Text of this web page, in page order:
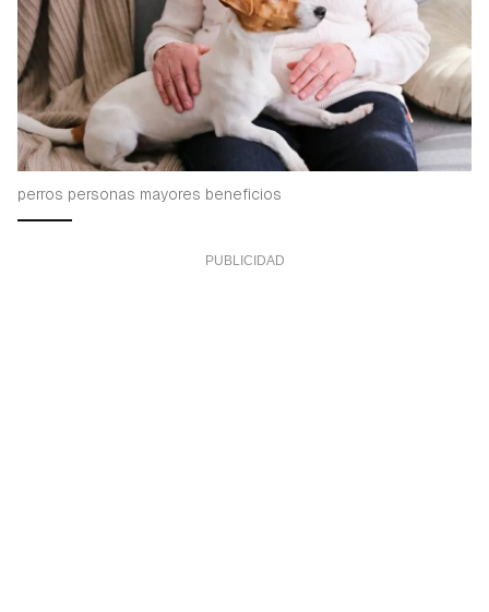
perros personas mayores beneficios